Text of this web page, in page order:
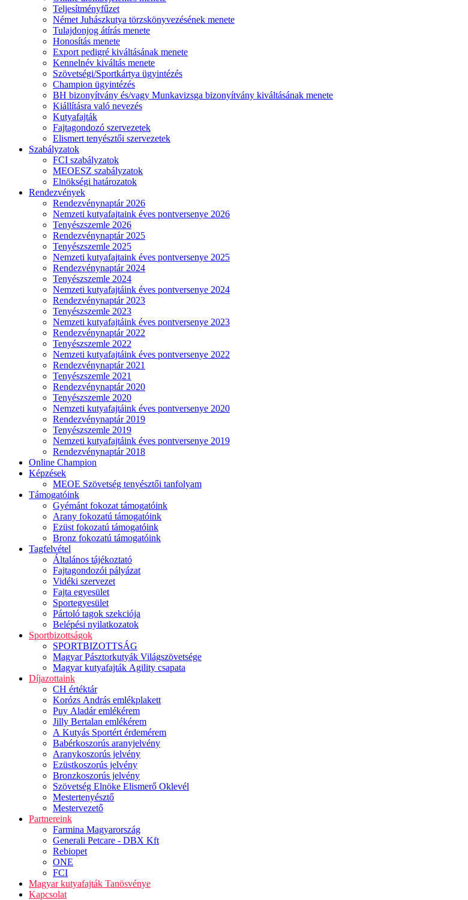
Teljesítményfűzet
Német Juhászkutya törzskönyvezésének menete
Tulajdonjog átírás menete
Honosítás menete
Export pedigré kiváltásának menete
Kennelnév kiváltás menete
Szövetségi/Sportkártya ügyintézés
Champion ügyintézés
BH bizonyítvány és/vagy Munkavizsga bizonyítvány kiváltásának menete
Kiállításra való nevezés
Kutyafajták
Fajtagondozó szervezetek
Elismert tenyésztői szervezetek
Szabályzatok
FCI szabályzatok
MEOESZ szabályzatok
Elnökségi határozatok
Rendezvények
Rendezvénynaptár 2026
Nemzeti kutyafajtaink éves pontversenye 2026
Tenyészszemle 2026
Rendezvénynaptár 2025
Tenyészszemle 2025
Nemzeti kutyafajtaink éves pontversenye 2025
Rendezvénynaptár 2024
Tenyészszemle 2024
Nemzeti kutyafajtáink éves pontversenye 2024
Rendezvénynaptár 2023
Tenyészszemle 2023
Nemzeti kutyafajtáink éves pontversenye 2023
Rendezvénynaptár 2022
Tenyészszemle 2022
Nemzeti kutyafajtáink éves pontversenye 2022
Rendezvénynaptár 2021
Tenyészszemle 2021
Rendezvénynaptár 2020
Tenyészszemle 2020
Nemzeti kutyafajtáink éves pontversenye 2020
Rendezvénynaptár 2019
Tenyészszemle 2019
Nemzeti kutyafajtáink éves pontversenye 2019
Rendezvénynaptár 2018
Online Champion
Képzések
MEOE Szövetség tenyésztői tanfolyam
Támogatóink
Gyémánt fokozat támogatóink
Arany fokozatú támogatóink
Ezüst fokozatú támogatóink
Bronz fokozatú támogatóink
Tagfelvétel
Általános tájékoztató
Fajtagondozói pályázat
Vidéki szervezet
Fajta egyesület
Sportegyesület
Pártoló tagok szekciója
Belépési nyilatkozatok
Sportbizottságok
SPORTBIZOTTSÁG
Magyar Pásztorkutyák Világszövetsége
Magyar kutyafajták Agility csapata
Díjazottaink
CH értéktár
Korózs András emlékplakett
Puy Aladár emlékérem
Jilly Bertalan emlékérem
A Kutyás Sportért érdemérem
Babérkoszorús aranyjelvény
Aranykoszorús jelvény
Ezüstkoszorús jelvény
Bronzkoszorús jelvény
Szövetség Elnöke Elismerő Oklevél
Mestertenyésztő
Mestervezető
Partnereink
Farmina Magyarország
Generali Petcare - DBX Kft
Rebiopet
ONE
FCI
Magyar kutyafajták Tanösvénye
Kapcsolat